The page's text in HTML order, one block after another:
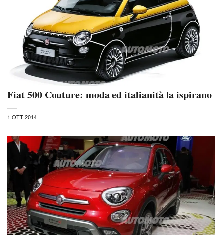
Fiat 500 Couture: moda ed italianità la ispirano
1 OTT 2014